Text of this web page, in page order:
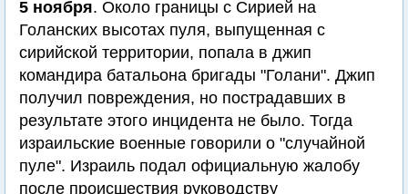
5 ноября. Около границы с Сирией на
Голанских высотах пуля, выпущенная с
сирийской территории, попала в джип
командира батальона бригады "Голани". Джип
получил повреждения, но пострадавших в
результате этого инцидента не было. Тогда
израильские военные говорили о "случайной
пуле". Израиль подал официальную жалобу
после происшествия руководству